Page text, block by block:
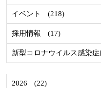
イベント (218)
採用情報 (17)
新型コロナウイルス感染
2026 (22)